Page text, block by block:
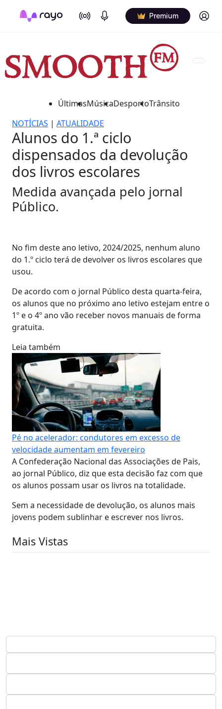
On Air Podcasts Premium Log in
ÚltimasMúsicaDesportoTrânsito
NOTÍCIAS | ATUALIDADE
Alunos do 1.ª ciclo
dispensados da devolução
dos livros escolares
Medida avançada pelo jornal
Público.
No fim deste ano letivo, 2024/2025, nenhum aluno
do 1.º ciclo terá de devolver os livros escolares que
usou.
De acordo com o jornal Público desta quarta-feira,
os alunos que no próximo ano letivo estejam entre o
1º e o 4º ano vão receber novos manuais de forma
gratuita.
Leia também
Pé no acelerador: condutores em excesso de
velocidade aumentam em fevereiro
A Confederação Nacional das Associações de Pais,
ao jornal Público, diz que esta decisão faz com que
os alunos possam usar os livros na totalidade.
Sem a necessidade de devolução, os alunos mais
jovens podem sublinhar e escrever nos livros.
Mais Vistas